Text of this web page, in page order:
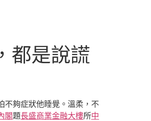
都是說謊
不夠症狀他睡覺。溫柔，不
閣題長盛商業金融大樓所中